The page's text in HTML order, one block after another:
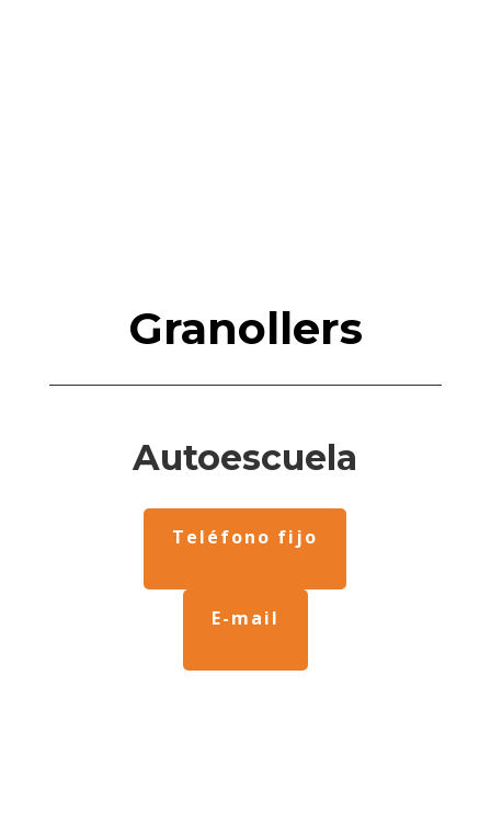
Granollers
Autoescuela
Teléfono fijo
E-mail